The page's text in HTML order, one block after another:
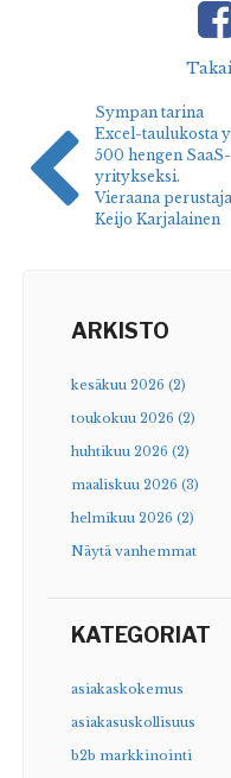
Sympan tarina
Excel-taulukosta
500 hengen SaaS-
yritykseksi.
Vieraana perustaja
Keijo Karjalainen
ARKISTO
kesäkuu 2026 (2)
toukokuu 2026 (2)
huhtikuu 2026 (2)
maaliskuu 2026 (3)
helmikuu 2026 (2)
Näytä vanhemmat
KATEGORIAT
asiakaskokemus
asiakasuskollisuus
b2b markkinointi